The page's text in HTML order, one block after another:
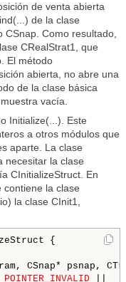
de venta abierta
de la clase
Como resultado,
CRealStrat1, que
El método
abierta, no abre una
de la clase básica
vacía.
Initialize(...). Este
a otros módulos que
aparte. La clase
necesitar la clase
CInitializeStruct. En
contiene la clase
la clase CInit1,
CSnap* psnap,
POINTER_INVALID